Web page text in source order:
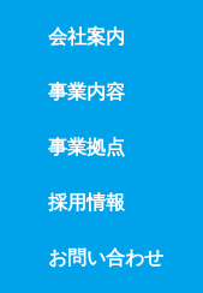
会社案内
事業内容
事業拠点
採用情報
お問い合わせ